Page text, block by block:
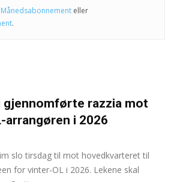
Månedsabonnement eller
.
gjennomførte razzia mot
arrangøren i 2026
slo tirsdag til mot hovedkvarteret til
for vinter-OL i 2026. Lekene skal